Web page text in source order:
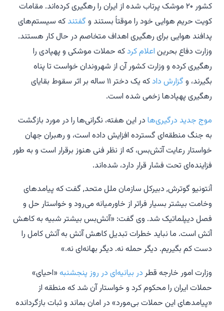
کشور ۲۰ موشک پرتاب شده از ایران را رهگیری کرده‌اند. مقامات
کویت حریم هوایی خود را موقتاً بستند و گفتند که سیستم‌های
پدافند هوایی برای رهگیری اهداف متخاصم در حال کار هستند.
وزارت دفاع بحرین اعلام کردکه حملات موشکی و پهپادی را
رهگیری کرده و وزارت کشور آن از شهروندان خواست تا پناه
بگیرند، و گزارش داد
که یک دختر ۱۱ ساله بر اثر سقوط بقایای
رهگیری پهپادها زخمی شده است.
موج جدید درگیری‌ها در این هفته، نگرانی‌ها را در مورد بازگشت
به جنگ منطقه‌ای گسترده افزایش داده است، و رهبران جهان
خواستار رعایت آتش‌بس، که از نظر فنی هنوز برقرار است و به طور
فزاینده‌ای تحت فشار قرار دارد، شده‌اند.
آنتونیو گوترش, دبیرکل سازمان ملل متحد, گفت که پیامدهای
وخامت بیشتر بسیار فراتر از خاورمیانه می‌رود و خواستار حل و
فصل دیپلماتیک شد. وی گفت: «آتش‌بس بیشتر شبیه به کاهش
آتش است. ما نباید خطرات تبدیل کاهش آتش به آتش کامل را
دست کم بگیریم. دیگر حمله نه. دیگر بهانه‌ای نه.»
وزارت امور خارجه قطر در بیانیه‌ای در روز پنجشنبه «احیای»
حملات ایران را محکوم کرد و خواستار آن شد که منطقه از
«پیامدهای این حملات بی‌مورد» در امان بماند و ثبات بازگردانده